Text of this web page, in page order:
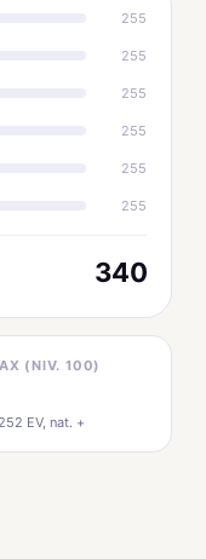
255
255
255
255
255
255
340
(NIV. 100)
EV, nat. +